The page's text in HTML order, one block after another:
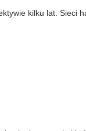
kilku lat. Sieci